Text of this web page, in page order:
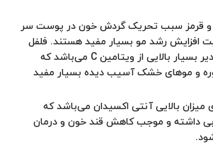
و قرمز سبب تحریک گردش خون در پوست سر
افزایش رشد مو بسیار مفید هستند. فلفل
دلمه ای دارای مقادیر بسیار بالایی از ویتامین C می‌باشد که
و موهای خشک آسیب دیده بسیار مفید
میزان بالایی آنتی اکسیدان می‌باشد که
داشته و موجب کاهش قند خون و درمان